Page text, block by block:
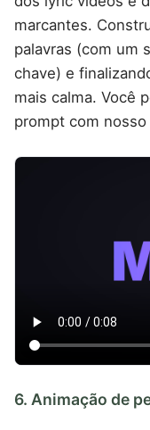
marcantes.
palavras (com um
chave) e
mais calma. Você
prompt com nosso
6. Animação de